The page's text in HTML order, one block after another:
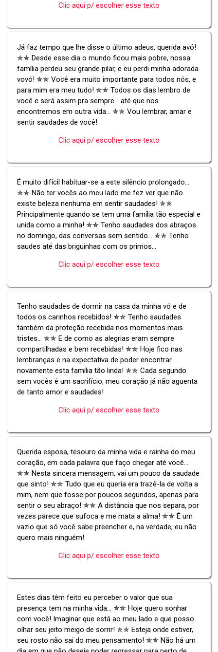
Clic aqui p/ escolher esse texto
Já faz tempo que lhe disse o último adeus, querida avó!
✯✯ Desde esse dia o mundo ficou mais pobre, nossa
família perdeu seu grande pilar, e eu perdi minha adorada
vovó! ✯✯ Você era muito importante para todos nós, e
para mim era meu tudo! ✯✯ Todos os dias lembro de
você e será assim pra sempre... até que nos
encontremos em outra vida... ✯✯ Vou lembrar, amar e
sentir saudades de você!
Clic aqui p/ escolher esse texto
É muito difícil habituar-se a este silêncio prolongado...
✯✯ Não ter vocês ao meu lado me fez ver que não
existe beleza nenhuma em sentir saudades! ✯✯
Principalmente quando se tem uma família tão especial e
unida como a minha! ✯✯ Tenho saudades dos abraços
no domingo, das conversas sem sentido... ✯✯ Tenho
saudes até das briguinhas com os primos...
Clic aqui p/ escolher esse texto
Tenho saudades de dormir na casa da minha vó e de
todos os carinhos recebidos! ✯✯ Tenho saudades
também da proteção recebida nos momentos mais
tristes... ✯✯ E de como as alegrias eram sempre
compartilhadas e bem recebidas! ✯✯ Hoje fico nas
lembranças e na expectativa de poder encontrar
novamente esta família tão linda! ✯✯ Cada segundo
sem vocês é um sacrifício, meu coração já não aguenta
de tanto amor e saudades!
Clic aqui p/ escolher esse texto
Querida esposa, tesouro da minha vida e rainha do meu
coração, em cada palavra que faço chegar até você...
✯✯ Nesta sincera mensagem, vai um pouco da saudade
que sinto! ✯✯ Tudo que eu queria era trazê-la de volta a
mim, nem que fosse por poucos segundos, apenas para
sentir o seu abraço! ✯✯ A distância que nos separa, por
vezes parece que sufoca e me mata a alma! ✯✯ É um
vazio que só você sabe preencher e, na verdade, eu não
quero mais ninguém!
Clic aqui p/ escolher esse texto
Estes dias têm feito eu perceber o valor que sua
presença tem na minha vida... ✯✯ Hoje quero sonhar
com você! Imaginar que está ao meu lado e que posso
olhar seu jeito meigo de sorrir! ✯✯ Esteja onde estiver,
seu rosto não sai do meu pensamento! ✯✯ Não há um